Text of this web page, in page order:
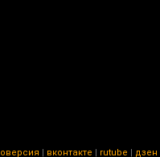
| вконтакте | rutube | дзен